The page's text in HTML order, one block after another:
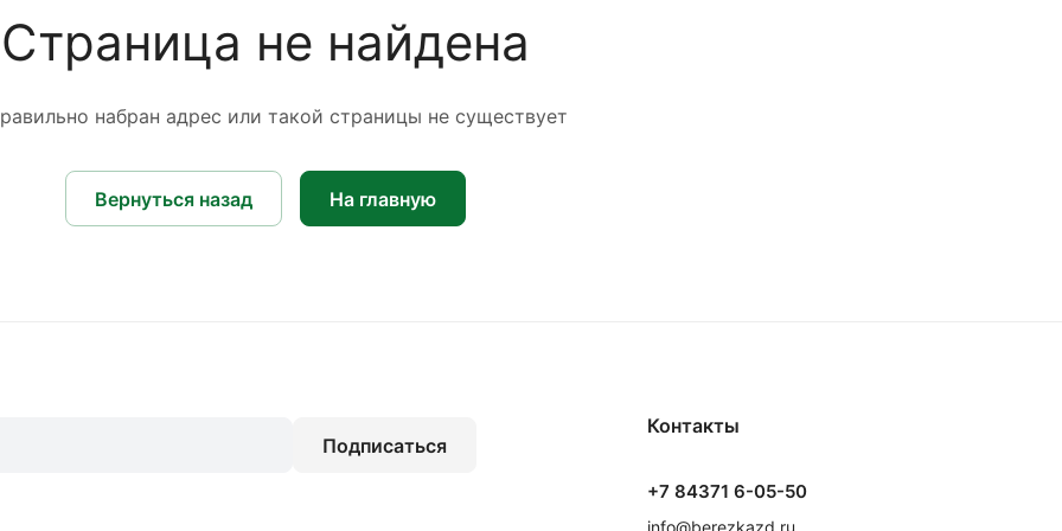
Страница не найдена
набран адрес или такой страницы не существует
Вернуться назад На главную
Подписаться
Контакты
+7 84371 6-05-50
info@berezkazd.ru